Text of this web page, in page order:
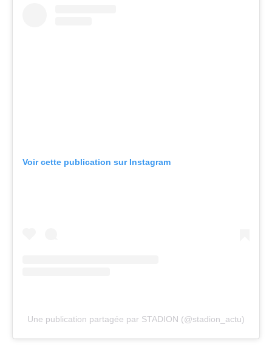
Voir cette publication sur Instagram
Une publication partagée par STADION (@stadion_actu)